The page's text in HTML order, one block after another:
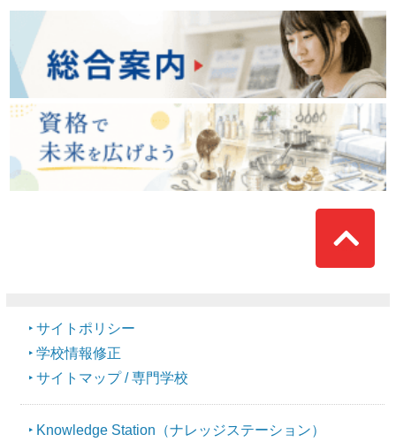
Top
サイトポリシー
学校情報修正
サイトマップ / 専門学校
Knowledge Station（ナレッジステーション）